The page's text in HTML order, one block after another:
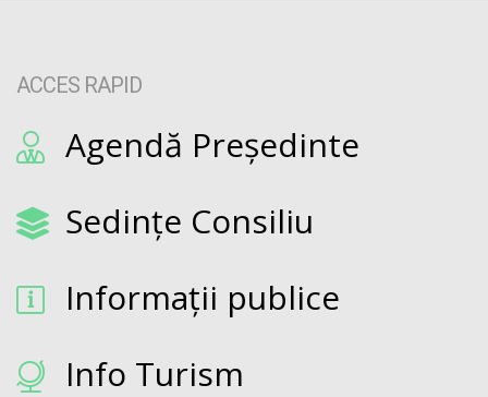
ACCES RAPID
Agendă Președinte
Sedințe Consiliu
Informații publice
Info Turism